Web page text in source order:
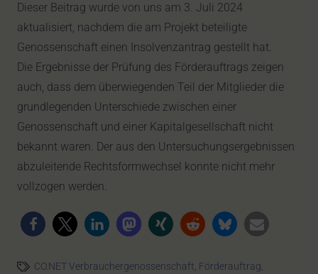
Dieser Beitrag wurde von uns am 3. Juli 2024
aktualisiert, nachdem die am Projekt beteiligte
Genossenschaft einen Insolvenzantrag gestellt hat.
Die Ergebnisse der Prüfung des Förderauftrags zeigen
auch, dass dem überwiegenden Teil der Mitglieder die
grundlegenden Unterschiede zwischen einer
Genossenschaft und einer Kapitalgesellschaft nicht
bekannt waren. Der aus den Untersuchungsergebnissen
abzuleitende Rechtsformwechsel konnte nicht mehr
vollzogen werden.
CO.NET Verbrauchergenossenschaft, Förderauftrag,